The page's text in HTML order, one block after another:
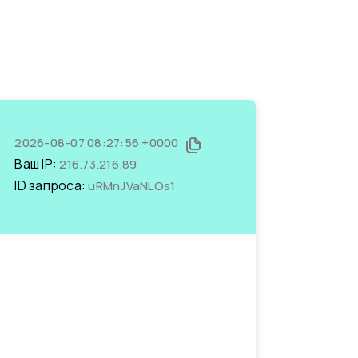
2026-08-07 08:27:56 +0000
Ваш IP:216.73.216.89
ID запроса:uRMnJVaNLOs1